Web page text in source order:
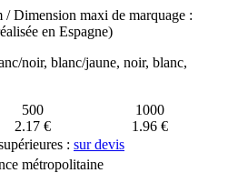
Dimension maxi de marquage :
en Espagne)
noir, blanc/jaune, noir, blanc,
500
1000
2.17 €
1.96 €
: sur devis
métropolitaine